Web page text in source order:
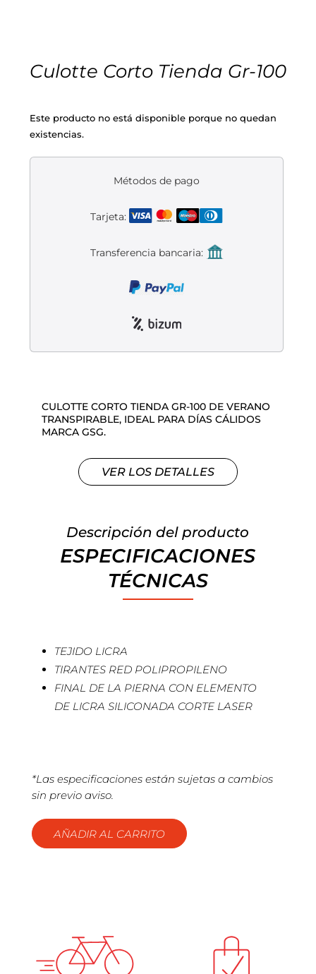
Infantil
Montajes a la Carta
Segunda mano
Potencias
Ruedas
Sillines
Zapatillas
Puños y cintas
Luces
Varios accesorios
Liquidación accesorios
Mantenimiento de bicicletas
Equipaciones Extremadura
Ropa
Guantes
Outlet equipación
OUTLET
Culotte Corto Tienda Gr-100
Este producto no está disponible porque no quedan
existencias.
Métodos de pago
Tarjeta:
Transferencia bancaria:
CULOTTE CORTO TIENDA GR-100 DE VERANO
TRANSPIRABLE, IDEAL PARA DÍAS CÁLIDOS
MARCA GSG.
VER LOS DETALLES
Descripción del producto
ESPECIFICACIONES
TÉCNICAS
TEJIDO LICRA
TIRANTES RED POLIPROPILENO
FINAL DE LA PIERNA CON ELEMENTO
DE LICRA SILICONADA CORTE LASER
*Las especificaciones están sujetas a cambios
sin previo aviso.
AÑADIR AL CARRITO